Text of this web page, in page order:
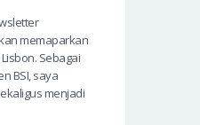
memaparkan
Sebagai
BSI, saya
menjadi